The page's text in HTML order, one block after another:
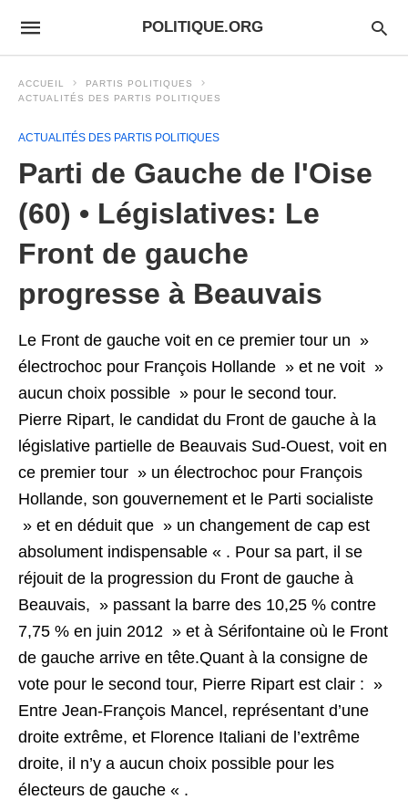
POLITIQUE.ORG
ACCUEIL
PARTIS POLITIQUES
ACTUALITÉS DES PARTIS POLITIQUES
ACTUALITÉS DES PARTIS POLITIQUES
Parti de Gauche de l'Oise
(60) • Législatives: Le
Front de gauche
progresse à Beauvais
Le Front de gauche voit en ce premier tour un »
électrochoc pour François Hollande » et ne voit »
aucun choix possible » pour le second tour.
Pierre Ripart, le candidat du Front de gauche à la
législative partielle de Beauvais Sud-Ouest, voit en
ce premier tour » un électrochoc pour François
Hollande, son gouvernement et le Parti socialiste
» et en déduit que » un changement de cap est
absolument indispensable « . Pour sa part, il se
réjouit de la progression du Front de gauche à
Beauvais, » passant la barre des 10,25 % contre
7,75 % en juin 2012 » et à Sérifontaine où le Front
de gauche arrive en tête.Quant à la consigne de
vote pour le second tour, Pierre Ripart est clair : »
Entre Jean-François Mancel, représentant d’une
droite extrême, et Florence Italiani de l’extrême
droite, il n’y a aucun choix possible pour les
électeurs de gauche « .